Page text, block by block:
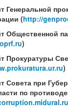
Генеральной
(http://
Общественной
)
Прокуратуры
)
при
по